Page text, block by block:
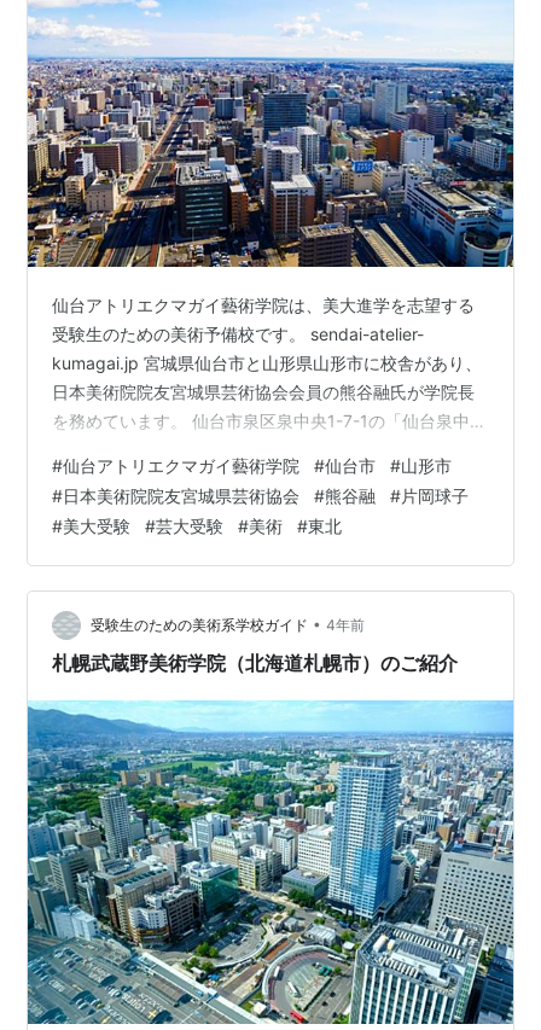
仙台アトリエクマガイ藝術学院は、美大進学を志望する
受験生のための美術予備校です。 sendai-atelier-
kumagai.jp 宮城県仙台市と山形県山形市に校舎があり、
日本美術院院友宮城県芸術協会会員の熊谷融氏が学院長
を務めています。 仙台市泉区泉中央1-7-1の「仙台泉中央
ます。 山形七日町校は山形県で唯一の美術予備校です。
仙台アトリエクマガイ藝術学院は、設立から約40年が経
つ老舗の美大受験予備校です。 日本画家である片岡球子
氏の弟子により設立された予備校で、日本画家の視点で
指導が行われています。 片岡球子氏は「日本三大女流画
家…
#仙台アトリエクマガイ藝術学院 #仙台市 #山形市
#日本美術院院友宮城県芸術協会 #熊谷融 #片岡球子
#美大受験 #芸大受験 #美術 #東北
受験生のための美術系学校ガイド • 4年前
札幌武蔵野美術学院（北海道札幌市）のご紹介